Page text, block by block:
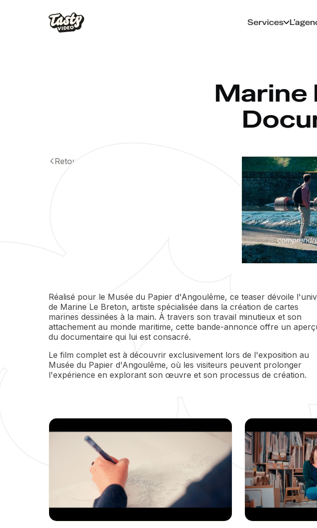
Services
Marine
Retour
Réalisé pour le Musée du Papier d'Angoulême, ce teaser dévoile
de Marine Le Breton, artiste spécialisée dans la création de cartes
marines dessinées à la main. À travers son travail minutieux et son
attachement au monde maritime, cette bande-annonce offre un
du documentaire qui lui est consacré.
Le film complet est à découvrir exclusivement lors de l'exposition au
Musée du Papier d'Angoulême, où les visiteurs peuvent prolonger
l'expérience en explorant son œuvre et son processus de création.